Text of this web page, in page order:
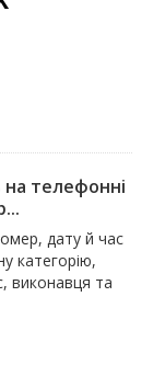
телефонні
дату й час
категорію,
виконавця та